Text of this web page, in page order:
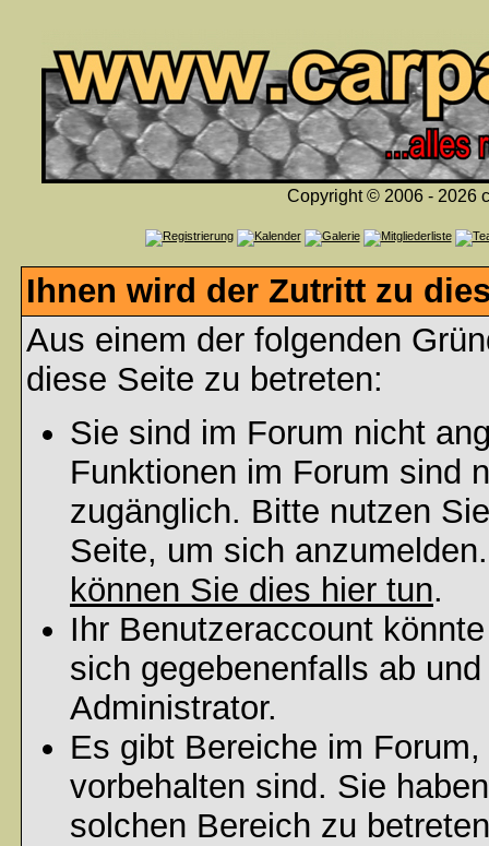
Copyright © 2006 - 2026
Ihnen wird der Zutritt zu
Aus einem der folgenden
diese Seite zu betreten:
Sie sind im Forum nicht
Funktionen im Forum sind
zugänglich. Bitte nutzen
Seite, um sich
können Sie dies hier tun.
Ihr Benutzeraccount
sich gegebenenfalls ab
Administrator.
Es gibt Bereiche im
vorbehalten sind. Sie
solchen Bereich zu